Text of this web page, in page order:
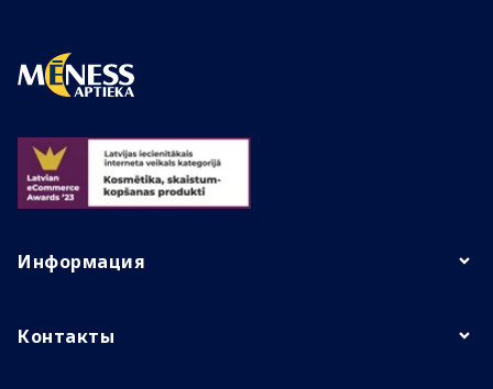
Информация
Контакты